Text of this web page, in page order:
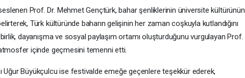
Prof. Dr. Mehmet Gençtürk, bahar şenliklerinin üniversite kültürünün
Türk kültüründe baharın gelişinin her zaman coşkuyla kutlandığını
dayanışma ve sosyal paylaşım ortamı oluşturduğunu vurgulayan Prof.
içinde geçmesini temenni etti.
Uğur Büyükçulcu ise festivalde emeğe geçenlere teşekkür ederek,